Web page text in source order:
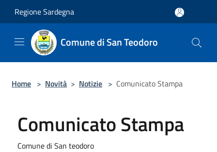
Regione Sardegna
Comune di San Teodoro
Home > Novità > Notizie > Comunicato Stampa
Comunicato Stampa
Comune di San teodoro